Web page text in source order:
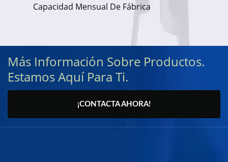
Capacidad Mensual De Fábrica
Más Información Sobre Productos.
Estamos Aquí Para Ti.
¡CONTACTA AHORA!